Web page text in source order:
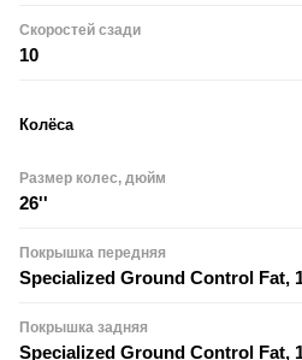
Скоростей сзади
10
Колёса
Размер колес, дюйм
26''
Покрышка передняя
Specialized Ground Control Fat,
Покрышка задняя
Specialized Ground Control Fat,